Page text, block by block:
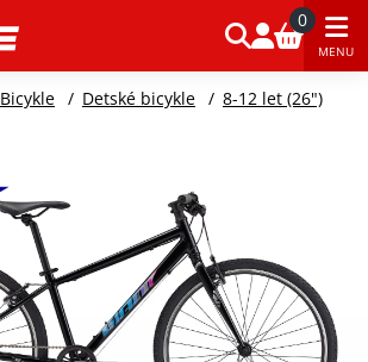
0
MENU
Bicykle / Detské bicykle / 8-12 let (26")